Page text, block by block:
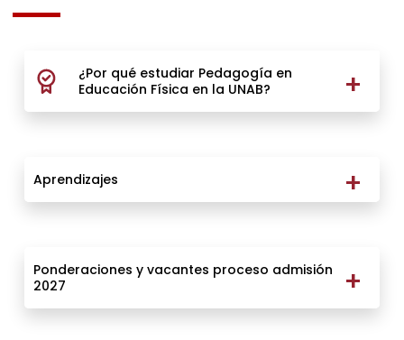
¿Por qué estudiar Pedagogía en
Educación Física en la UNAB?
Aprendizajes
Ponderaciones y vacantes proceso admisión
2027